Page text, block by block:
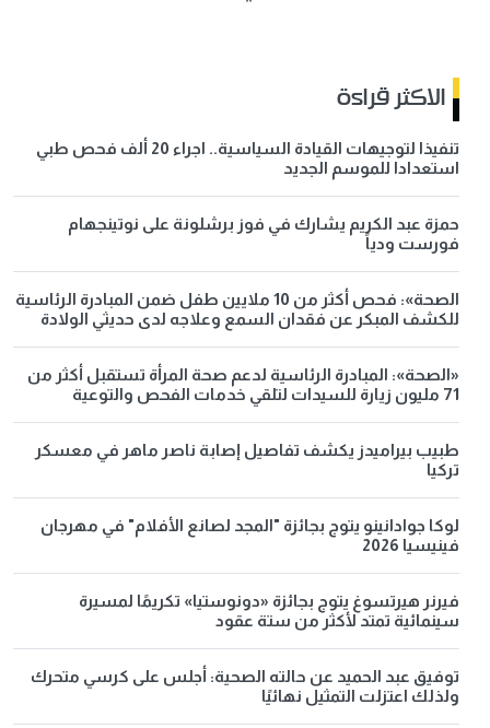
الاكثر قراءة
تنفيذا لتوجيهات القيادة السياسية.. اجراء 20 ألف فحص طبي
استعدادا للموسم الجديد
حمزة عبد الكريم يشارك في فوز برشلونة على نوتينجهام
فورست ودياً
الصحة»: فحص أكثر من 10 ملايين طفل ضمن المبادرة الرئاسية
للكشف المبكر عن فقدان السمع وعلاجه لدى حديثي الولادة
«الصحة»: المبادرة الرئاسية لدعم صحة المرأة تستقبل أكثر من
71 مليون زيارة للسيدات لتلقي خدمات الفحص والتوعية
طبيب بيراميدز يكشف تفاصيل إصابة ناصر ماهر في معسكر
تركيا
لوكا جوادانينو يتوج بجائزة "المجد لصانع الأفلام" في مهرجان
فينيسيا 2026
فيرنر هيرتسوغ يتوج بجائزة «دونوستيا» تكريمًا لمسيرة
سينمائية تمتد لأكثر من ستة عقود
توفيق عبد الحميد عن حالته الصحية: أجلس على كرسي متحرك
ولذلك اعتزلت التمثيل نهائيًا